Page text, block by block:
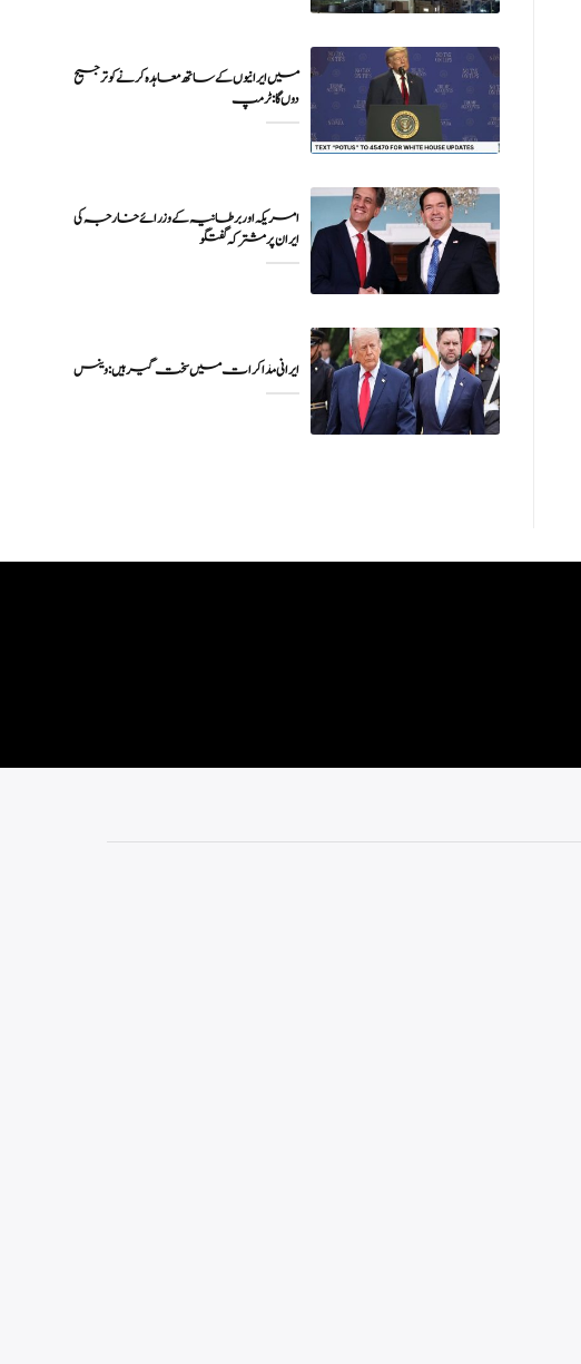
میں ایرانیوں کے ساتھ معاہدہ کرنے کو ترجیح
دوں گا : ٹرمپ
امریکہ اور برطانیہ کے وزرائے خارجہ کی
ایران پر مشترکہ گفتگو
ایرانی مذاکرات میں سخت گیر ہیں: وینس